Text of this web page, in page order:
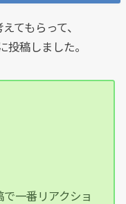
てもらって、
投稿しました。
一番リアクショ